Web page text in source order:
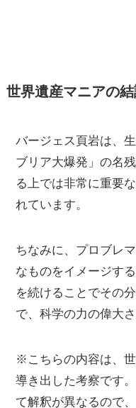
世界遺産マニアの
バージェス頁岩は、
ブリア大爆発」の名
る上では非常に重要
れています。
ちなみに、プロブレ
なものをイメージす
を続けることでその
で、科学の力の偉大
※こちらの内容は、
導き出した考察です
て解釈が異なるので